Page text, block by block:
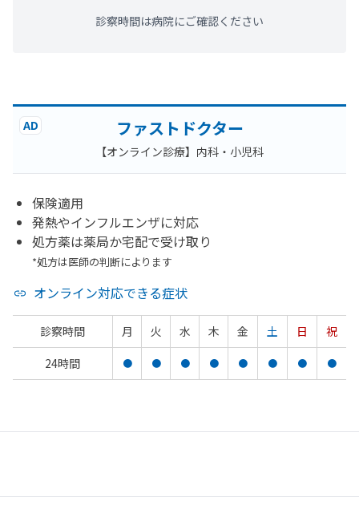
診察時間は病院にご確認ください
AD ファストドクター
【オンライン診療】内科・小児科
保険適用
発熱やインフルエンザに対応
処方薬は薬局か宅配で受け取り
*処方は医師の判断によります
オンライン対応できる症状
診察時間 月 火 水 木 金 土 日
祝
24時間
● ● ● ● ● ● ● ●